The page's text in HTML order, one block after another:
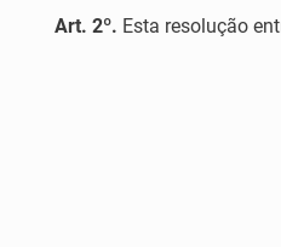
Art. 2º. Esta resolução